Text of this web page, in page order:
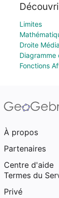
Limites
Droite
Diagramme
Fonctions
À propos
Partenaires
Centre d'aide
Termes du
Privé